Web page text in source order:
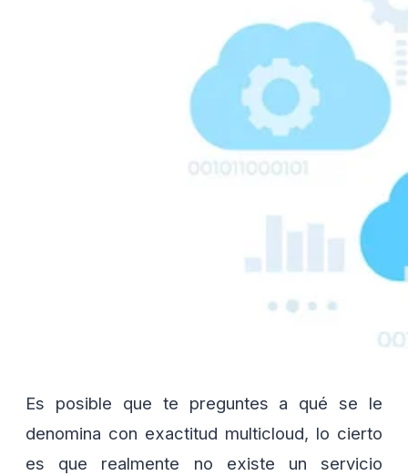
Es posible que te preguntes a qué se le
denomina con exactitud multicloud, lo cierto
es que realmente no existe un servicio